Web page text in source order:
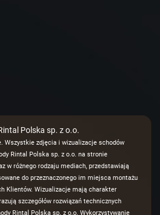
Polska sp. z o.o.
Wszystkie zdjęcia i wizualizacje schodów
Rintal Polska sp. z o.o. na stronie
w różnego rodzaju mediach, przedstawiają
do przeznaczonego im miejsca montażu
Klientów. Wizualizacje mają charakter
szczegółów rozwiązań technicznych
Rintal Polska sp. z o.o. Wykorzystywanie